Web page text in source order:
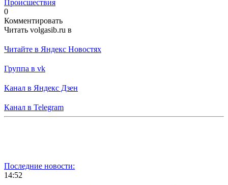
Происшествия
0
Комментировать
Читать volgasib.ru в
Читайте в Яндекс Новостях
Группа в vk
Канал в Яндекс Дзен
Канал в Telegram
Последние новости:
14:52